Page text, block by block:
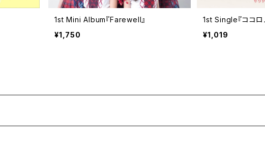
1st Mini Album『Farewell』
¥1,750
1st Single『ココロ
¥1,019